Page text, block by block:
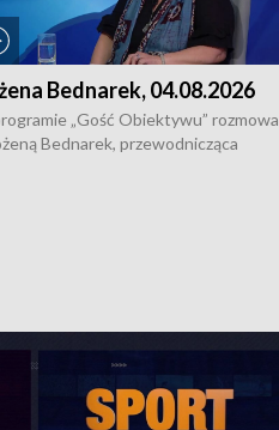
Bednarek, 04.08.2026
„Gość Obiektywu” rozmowa
Bednarek, przewodnicząca